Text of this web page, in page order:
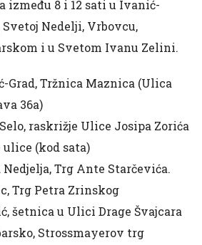
između 8 i 12 sati u Ivanić-
Svetoj Nedelji, Vrbovcu,
i u Svetom Ivanu Zelini.
Grad, Tržnica Maznica (Ulica
36a)
raskrižje Ulice Josipa Zorića
(kod sata)
Trg Ante Starčevića.
Trg Petra Zrinskog
šetnica u Ulici Drage Švajcara
Strossmayerov trg